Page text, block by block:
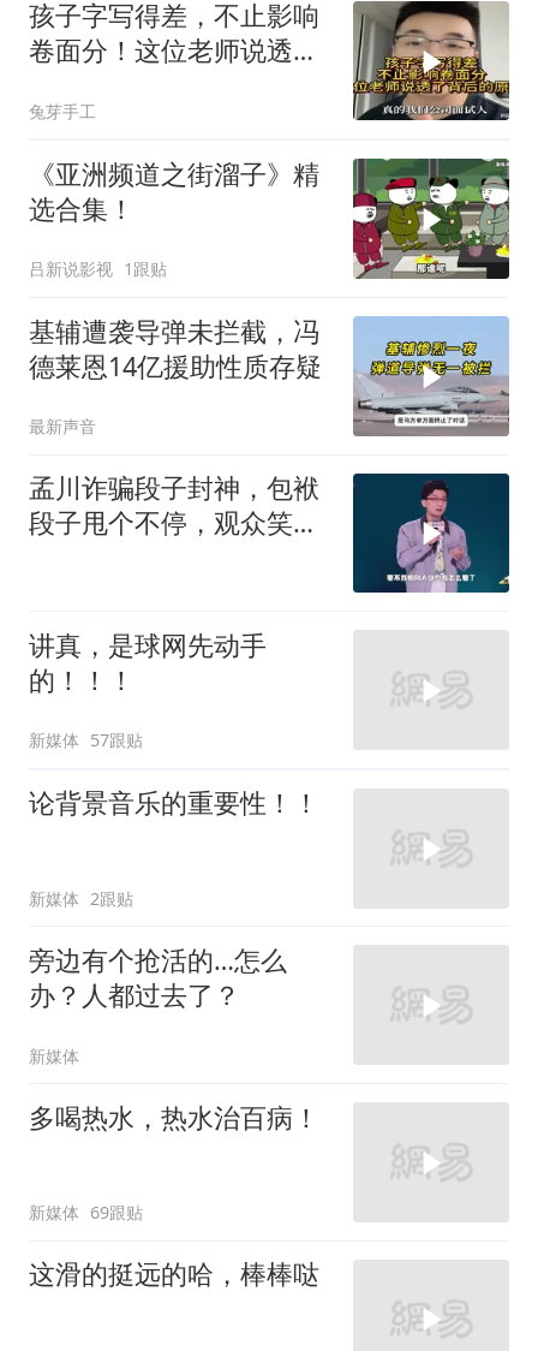
孩子字写得差，不止影响
卷面分！这位老师说透了
兔芽手工
《亚洲频道之街溜子》精
选合集！
吕新说影视 1跟贴
基辅遭袭导弹未拦截，冯
德莱恩14亿援助性质存疑
最新声音
孟川诈骗段子封神，包袱
段子甩个不停，观众笑到
讲真，是球网先动手
的！！！
新媒体 57跟贴
论背景音乐的重要性！！
新媒体 2跟贴
旁边有个抢活的…怎么
办？人都过去了？
新媒体
多喝热水，热水治百病！
新媒体 69跟贴
这滑的挺远的哈，棒棒哒